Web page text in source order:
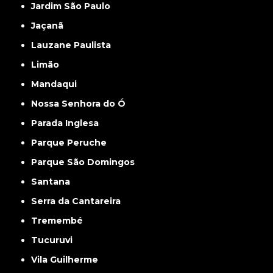
Jardim São Paulo
Jaçanã
Lauzane Paulista
Limão
Mandaqui
Nossa Senhora do Ó
Parada Inglesa
Parque Peruche
Parque São Domingos
Santana
Serra da Cantareira
Tremembé
Tucuruvi
Vila Guilherme